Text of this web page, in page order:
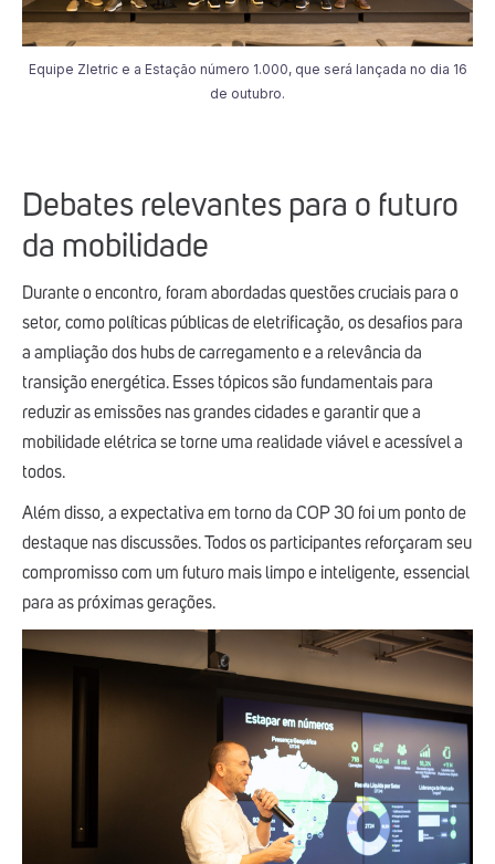
Equipe Zletric e a Estação número 1.000, que será lançada no dia 16
de outubro.
Debates relevantes para o futuro
da mobilidade
Durante o encontro, foram abordadas questões cruciais para o
setor, como políticas públicas de eletrificação, os desafios para
a ampliação dos hubs de carregamento e a relevância da
transição energética. Esses tópicos são fundamentais para
reduzir as emissões nas grandes cidades e garantir que a
mobilidade elétrica se torne uma realidade viável e acessível a
todos.
Além disso, a expectativa em torno da COP 30 foi um ponto de
destaque nas discussões. Todos os participantes reforçaram seu
compromisso com um futuro mais limpo e inteligente, essencial
para as próximas gerações.